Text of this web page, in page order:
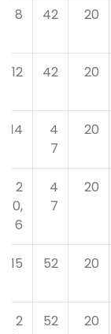
20
42
8
20
42
12
20
4
7
14
20
4
7
2
0,
6
20
52
15
20
52
2